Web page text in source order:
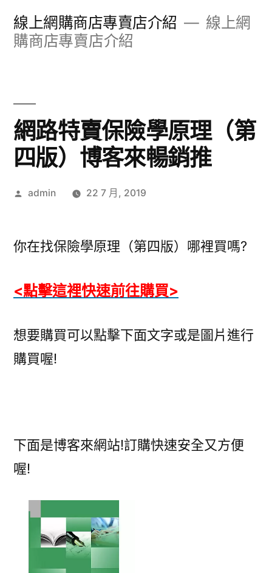
線上網購商店專賣店介紹
線上網
購商店專賣店介紹
網路特賣保險學原理（第
四版）博客來暢銷推
作
admin 22 7 月, 2019
你在找保險學原理（第四版）哪裡買嗎?
<點擊這裡快速前往購買>
想要購買可以點擊下面文字或是圖片進行
購買喔!
下面是博客來網站!訂購快速安全又方便
喔!